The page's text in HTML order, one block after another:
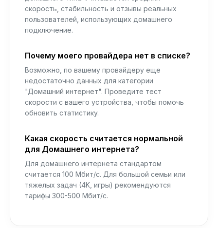
скорость, стабильность и отзывы реальных
пользователей, использующих домашнего
подключение.
Почему моего провайдера нет в списке?
Возможно, по вашему провайдеру еще
недостаточно данных для категории
"Домашний интернет". Проведите тест
скорости с вашего устройства, чтобы помочь
обновить статистику.
Какая скорость считается нормальной
для Домашнего интернета?
Для домашнего интернета стандартом
считается 100 Мбит/с. Для большой семьи или
тяжелых задач (4K, игры) рекомендуются
тарифы 300-500 Мбит/с.